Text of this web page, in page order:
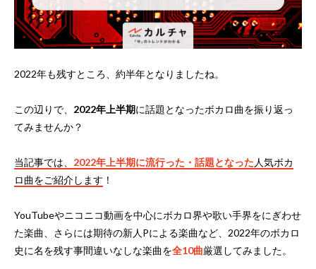
2022年も残すところ、約半年となりましたね。
この辺りで、 2022年上半期に話題となったボカロ曲を振り返っ
てみませんか？
当記事では、 2022年上半期に流行った・話題となった 人気ボカ
ロ曲をご紹介します ！
YouTubeやニコニコ動画を中心にボカロ界や歌い手界をにぎわせ
た楽曲、さらには期待の新人Pによる楽曲など、2022年のボカロ
史に名を残す事間違いなしな楽曲を全10曲厳選してみました。